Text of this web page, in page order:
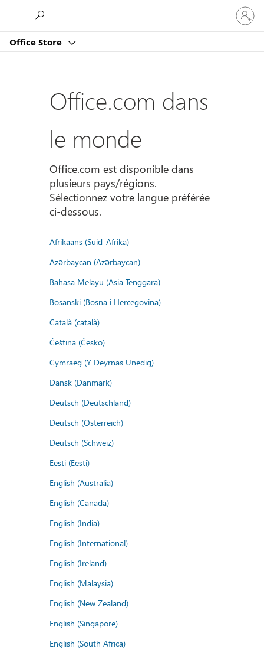
Office Store
vous
à
compte
Office.com dans
le monde
Office.com est disponible dans
plusieurs pays/régions.
Sélectionnez votre langue préférée
ci-dessous.
Afrikaans (Suid-Afrika)
Azərbaycan (Azərbaycan)
Bahasa Melayu (Asia Tenggara)
Bosanski (Bosna i Hercegovina)
Català (català)
Čeština (Česko)
Cymraeg (Y Deyrnas Unedig)
Dansk (Danmark)
Deutsch (Deutschland)
Deutsch (Österreich)
Deutsch (Schweiz)
Eesti (Eesti)
English (Australia)
English (Canada)
English (India)
English (International)
English (Ireland)
English (Malaysia)
English (New Zealand)
English (Singapore)
English (South Africa)